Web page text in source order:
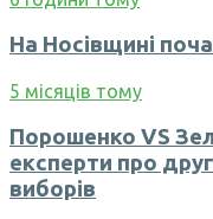
На Носівщині
5 місяців тому
Порошенко VS
експерти про
виборів